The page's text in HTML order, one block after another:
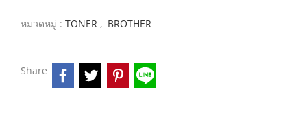
หมวดหมู่ : TONER , BROTHER
Share